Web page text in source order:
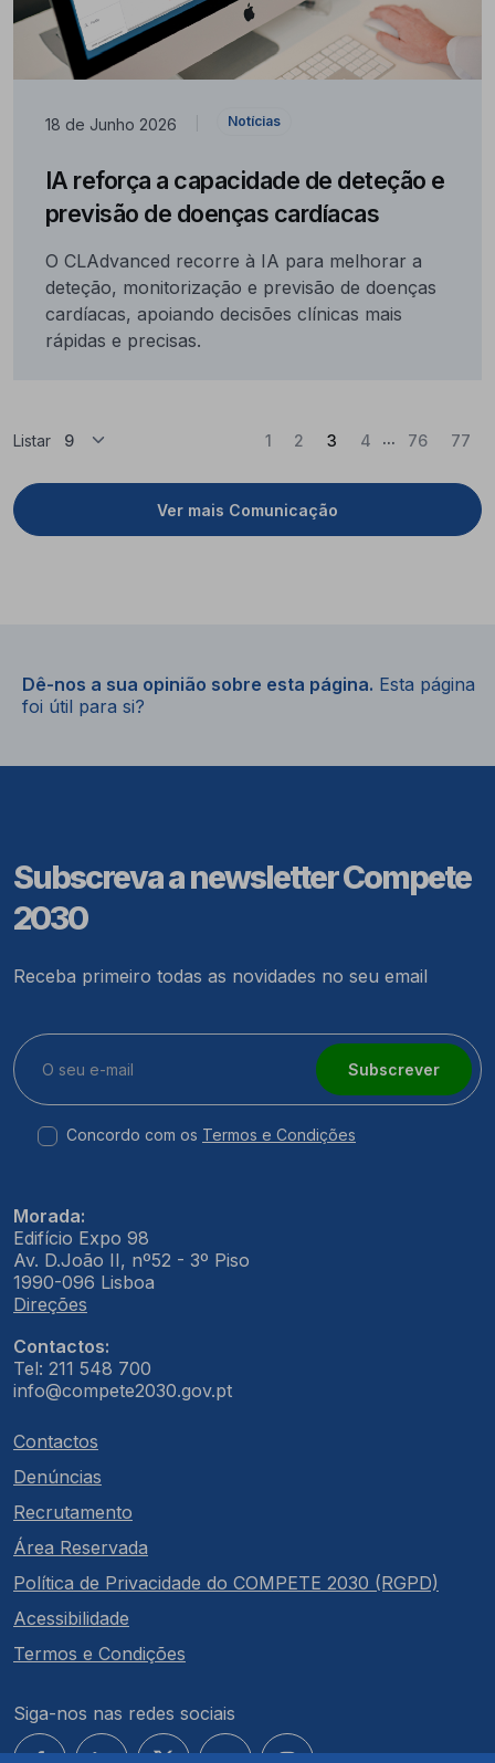
18 de Junho 2026 Notícias
IA reforça a capacidade de deteção e
previsão de doenças cardíacas
O CLAdvanced recorre à IA para melhorar a
deteção, monitorização e previsão de doenças
cardíacas, apoiando decisões clínicas mais
rápidas e precisas.
Listar
Ver mais Comunicação
1 2 3 (Atual)
4 ... 76 77
Dê-nos a sua opinião sobre esta página. Esta página
foi útil para si?
Subscreva a newsletter Compete
2030
Receba primeiro todas as novidades no seu email
Subscrever
Concordo com os Termos e Condições
Morada:
Edifício Expo 98
Av. D.João II, nº52 - 3º Piso
1990-096 Lisboa
Direções
Contactos:
Tel: 211 548 700
info@compete2030.gov.pt
Contactos
Denúncias
Recrutamento
Área Reservada
Política de Privacidade do COMPETE 2030 (RGPD)
Acessibilidade
Termos e Condições
Siga-nos nas redes sociais